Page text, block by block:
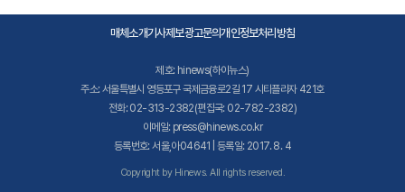
매체소개기사제보광고문의개인정보처리방침
제호: hinews(하이뉴스)
주소: 서울특별시 영등포구 국제금융로2길 17 시티플라자 421호
전화: 02-313-2382(편집국: 02-782-2382)
이메일: press@hinews.co.kr
등록번호: 서울,아04641 | 등록일: 2017. 8. 4
Copyright by Hinews. All rights reserved.